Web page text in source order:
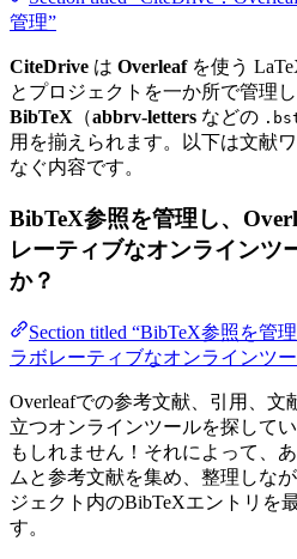
管理”
CiteDrive は Overleafを使う
とプロジェクトを一か所で管理
BibTeX （abbrv-letters などの
用を揃えられます。以下は文献
なぐ内容です。
BibTeX参照を管理し、
レーティブなオンラインツ
か？
Section titled “BibTeX参照を管
ラボレーティブなオンラインツ
Overleafでの参考文献、引用、
立つオンラインツールを探して
もしれません！それによって、
ムと参考文献を集め、整理しな
ジェクト内のBibTeXエントリを
す。